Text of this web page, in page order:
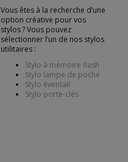
Vous êtes à la recherche d’une
option créative pour vos
stylos ? Vous pouvez
sélectionner l’un de nos stylos
utilitaires :
Stylo à mémoire flash
Stylo lampe de poche
Stylo éventail
Stylo porte-clés